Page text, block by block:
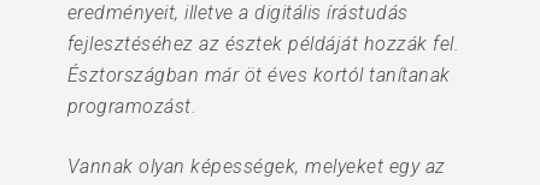
eredményeit, illetve a digitális írástudás
fejlesztéséhez az észtek példáját hozzák fel.
Észtországban már öt éves kortól tanítanak
programozást.
Vannak olyan képességek, melyeket egy az